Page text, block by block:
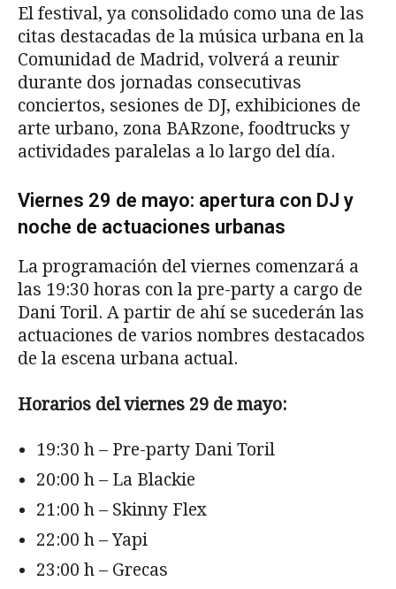
El festival, ya consolidado como una de las
citas destacadas de la música urbana en la
Comunidad de Madrid, volverá a reunir
durante dos jornadas consecutivas
conciertos, sesiones de DJ, exhibiciones de
arte urbano, zona BARzone, foodtrucks y
actividades paralelas a lo largo del día.
Viernes 29 de mayo: apertura con DJ y
noche de actuaciones urbanas
La programación del viernes comenzará a
las 19:30 horas con la pre-party a cargo de
Dani Toril. A partir de ahí se sucederán las
actuaciones de varios nombres destacados
de la escena urbana actual.
Horarios del viernes 29 de mayo:
19:30 h – Pre-party Dani Toril
20:00 h – La Blackie
21:00 h – Skinny Flex
22:00 h – Yapi
23:00 h – Grecas